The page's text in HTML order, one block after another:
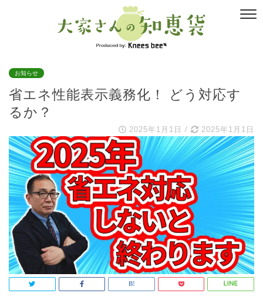
お知らせ
省エネ性能表示義務化！ どう対応す
るか？
2025年1月1日 / 2025年1月1日